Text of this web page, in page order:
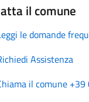
il comune
le domande
Assistenza
il comune